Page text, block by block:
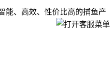
能、高效、性价比高的捕鱼产